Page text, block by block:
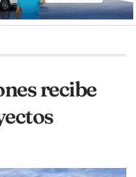
recibe